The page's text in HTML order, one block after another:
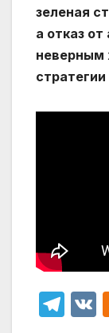
зеленая
а отказ
неверным
T